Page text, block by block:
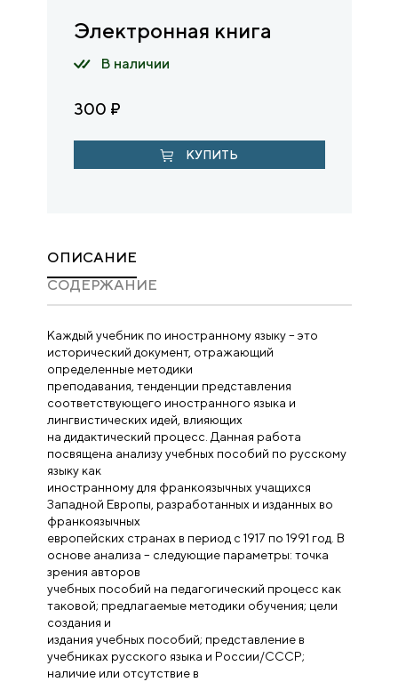
Электронная книга
В наличии
300 ₽
КУПИТЬ
ОПИСАНИЕ
CОДЕРЖАНИЕ
Каждый учебник по иностранному языку – это
исторический документ, отражающий
определенные методики
преподавания, тенденции представления
соответствующего иностранного языка и
лингвистических идей, влияющих
на дидактический процесс. Данная работа
посвящена анализу учебных пособий по русскому
языку как
иностранному для франкоязычных учащихся
Западной Европы, разработанных и изданных во
франкоязычных
европейских странах в период с 1917 по 1991 год. В
основе анализа – следующие параметры: точка
зрения авторов
учебных пособий на педагогический процесс как
таковой; предлагаемые методики обучения; цели
создания и
издания учебных пособий; представление в
учебниках русского языка и России/СССР;
наличие или отсутствие в